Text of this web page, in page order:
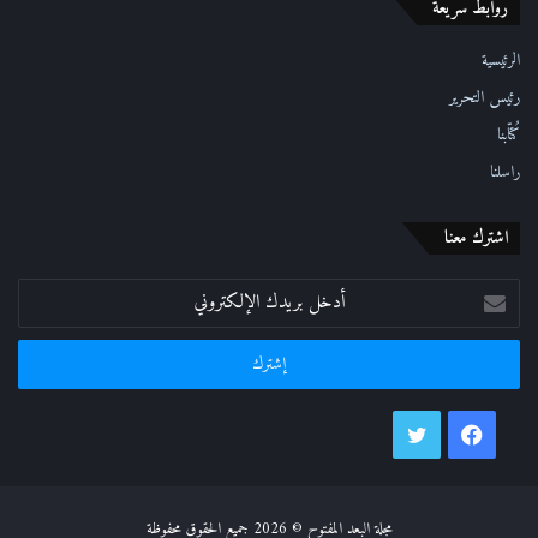
ي
روابط سريعة
الرئيسية
رئيس التحرير
كُتّابنا
راسلنا
اشترك معنا
أدخل
بريدك
الإلكتروني
فيسبوك
مجلة البعد المفتوح © 2026 جميع الحقوق محفوظة